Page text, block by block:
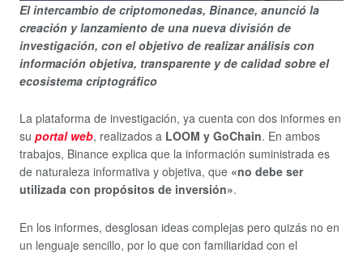
El intercambio de criptomonedas, Binance, anunció la
creación y lanzamiento de una nueva división de
investigación, con el objetivo de realizar análisis con
información objetiva, transparente y de calidad sobre el
ecosistema criptográfico
La plataforma de investigación, ya cuenta con dos informes en
su portal web, realizados a LOOM y GoChain. En ambos
trabajos, Binance explica que la información suministrada es
de naturaleza informativa y objetiva, que «no debe ser
utilizada con propósitos de inversión».
En los informes, desglosan ideas complejas pero quizás no en
un lenguaje sencillo, por lo que con familiaridad con el